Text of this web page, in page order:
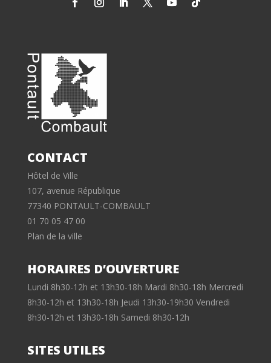
CONTACT
Hôtel de Ville
107, avenue République
77340 PONTAULT-COMBAULT
01 70 05 47 00
Plan de la ville
HORAIRES D’OUVERTURE
Lundi 8h30-12h et 13h30-18h Mardi 8h30-18h Mercredi
8h30-12h et 13h30-18h Jeudi 13h30-19h30 Vendredi
8h30-12h et 13h30-18h Samedi 8h30-12h
SITES UTILES